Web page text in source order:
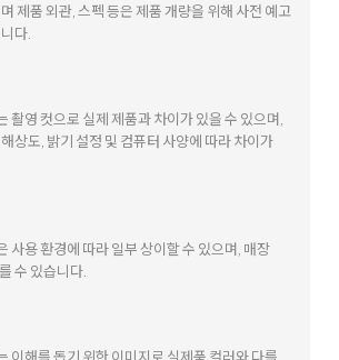
제품 외관, 스펙 등은 제품 개량을 위해 사전 예고
다.
촬영 컷으로 실제 제품과 차이가 있을 수 있으며,
상도, 밝기 설정 및 컴퓨터 사양에 따라 차이가
사용 환경에 따라 일부 상이할 수 있으며, 매장
수 있습니다.